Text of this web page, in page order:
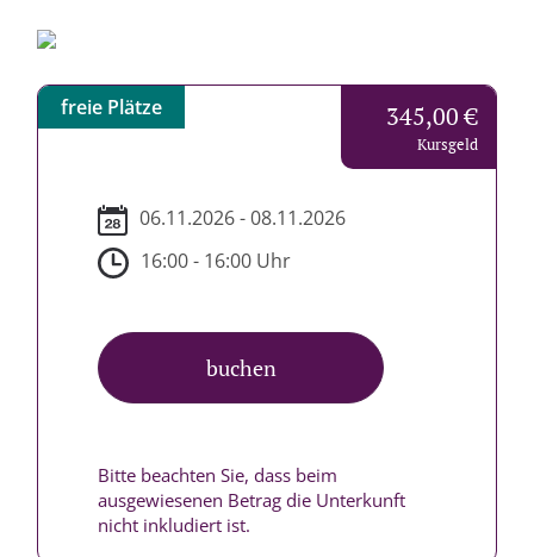
freie Plätze 345,00 €
Kursgeld
06.11.2026 - 08.11.2026
16:00 - 16:00 Uhr
buchen
Bitte beachten Sie, dass beim
ausgewiesenen Betrag die Unterkunft
nicht inkludiert ist.